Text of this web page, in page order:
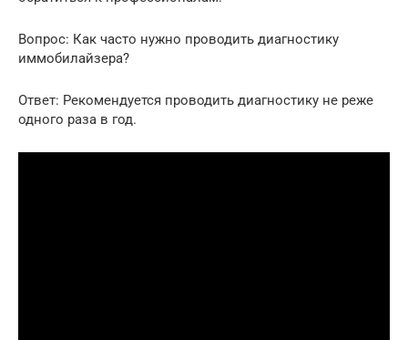
Вопрос: Как часто нужно проводить диагностику
иммобилайзера?
Ответ: Рекомендуется проводить диагностику не реже
одного раза в год.